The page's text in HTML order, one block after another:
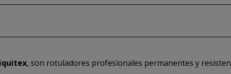
, son rotuladores profesionales permanentes y